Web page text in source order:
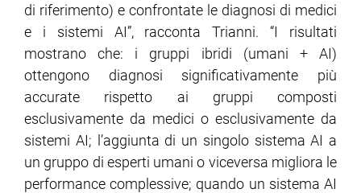
di riferimento) e confrontate le diagnosi di medici
e i sistemi AI”, racconta Trianni. “I risultati
mostrano che: i gruppi ibridi (umani + AI)
ottengono diagnosi significativamente più
accurate rispetto ai gruppi composti
esclusivamente da medici o esclusivamente da
sistemi AI; l’aggiunta di un singolo sistema AI a
un gruppo di esperti umani o viceversa migliora le
performance complessive; quando un sistema AI